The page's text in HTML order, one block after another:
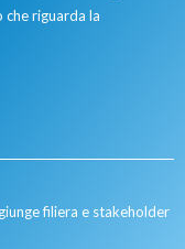
riguarda la
filiera e stakeholder